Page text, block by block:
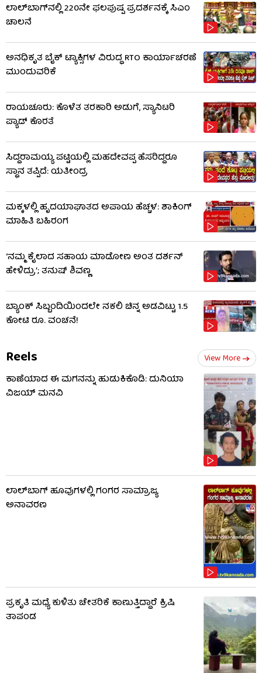
ಲಾಲ್‌ಬಾಗ್​​ನಲ್ಲಿ 220ನೇ ಫಲಪುಷ್ಪ ಪ್ರದರ್ಶನಕ್ಕೆ ಸಿಎಂ
ಚಾಲನೆ
ಅನಧಿಕೃತ ಬೈಕ್ ಟ್ಯಾಕ್ಸಿಗಳ ವಿರುದ್ಧ RTO ಕಾರ್ಯಾಚರಣೆ
ಮುಂದುವರಿಕೆ
ರಾಯಚೂರು: ಕೊಳೆತ ತರಕಾರಿ ಅಡುಗೆ, ಸ್ಯಾನಿಟರಿ
ಪ್ಯಾಡ್ ಕೊರತೆ
ಸಿದ್ದರಾಮಯ್ಯ ಪಟ್ಟಿಯಲ್ಲಿ ಮಹದೇವಪ್ಪ ಹೆಸರಿದ್ದರೂ
ಸ್ಥಾನ ತಪ್ಪಿದೆ: ಯತೀಂದ್ರ
ಮಕ್ಕಳಲ್ಲಿ ಹೃದಯಾಘಾತದ ಅಪಾಯ ಹೆಚ್ಚಳ: ಶಾಕಿಂಗ್​​
ಮಾಹಿತಿ ಬಹಿರಂಗ
‘ನಮ್ಮ ಕೈಲಾದ ಸಹಾಯ ಮಾಡೋಣ ಅಂತ ದರ್ಶನ್
ಹೇಳಿದ್ರು’; ತನುಷ್ ಶಿವಣ್ಣ
ಬ್ಯಾಂಕ್ ಸಿಬ್ಬಂದಿಯಿಂದಲೇ ನಕಲಿ ಚಿನ್ನ ಅಡವಿಟ್ಟು 1.5
ಕೋಟಿ ರೂ. ವಂಚನೆ!
Reels View More
ಕಾಣೆಯಾದ ಈ ಮಗನನ್ನು ಹುಡುಕಿಕೊಡಿ: ದುನಿಯಾ
ವಿಜಯ್ ಮನವಿ
ಲಾಲ್​ಬಾಗ್ ಹೂವುಗಳಲ್ಲಿ ಗಂಗರ ಸಾಮ್ರಾಜ್ಯ
ಅನಾವರಣ
ಪ್ರಕೃತಿ ಮಧ್ಯೆ ಕುಳಿತು ಚೇತರಿಕೆ ಕಾಣುತ್ತಿದ್ದಾರೆ ಕ್ರಿಷಿ
ತಾಪಂಡ